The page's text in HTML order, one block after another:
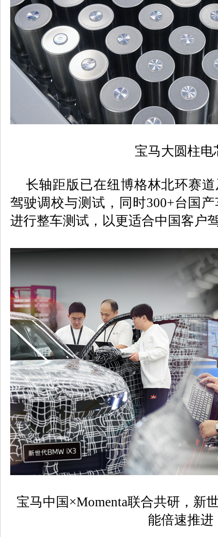
宝马大圆柱电
长轴距版已在纽博格林北环赛道
驾驶调校与测试，同时300+台国
进行整车测试，以更适合中国客户
宝马中国×Momenta联合共研，新
能倍速推进